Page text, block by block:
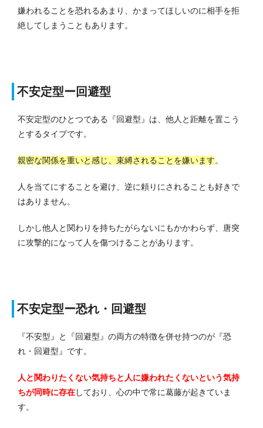
嫌われることを恐れるあまり、かまってほしいのに相手を拒
絶してしまうこともあります。
不安定型ー回避型
不安定型のひとつである『回避型』は、他人と距離を置こう
とするタイプです。
親密な関係を重いと感じ、束縛されることを嫌います。
人を当てにすることを避け、逆に頼りにされることも好きで
はありません。
しかし他人と関わりを持ちたがらないにもかかわらず、唐突
に攻撃的になって人を傷つけることがあります。
不安定型ー恐れ・回避型
『不安型』と『回避型』の両方の特徴を併せ持つのが『恐
れ・回避型』です。
人と関わりたくない気持ちと人に嫌われたくないという気持
ちが同時に存在しており、心の中で常に葛藤が起きていま
す。